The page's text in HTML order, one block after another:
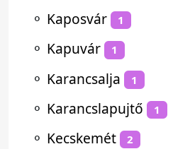
⚬ Kaposvár 1
⚬ Kapuvár 1
⚬ Karancsalja 1
⚬ Karancslapujtő 1
⚬ Kecskemét 2